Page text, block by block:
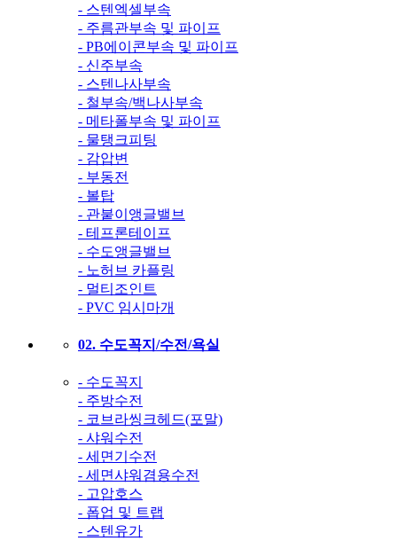
- 스텐엑셀부속
- 주름관부속 및 파이프
- PB에이콘부속 및 파이프
- 신주부속
- 스텐나사부속
- 철부속/백나사부속
- 메타폴부속 및 파이프
- 물탱크피팅
- 감압변
- 부동전
- 볼탑
- 관붙이앵글밸브
- 테프론테이프
- 수도앵글밸브
- 노허브 카플링
- 멀티조인트
- PVC 임시마개
02. 수도꼭지/수전/욕실
- 수도꼭지
- 주방수전
- 코브라씽크헤드(포말)
- 샤워수전
- 세면기수전
- 세면샤워겸용수전
- 고압호스
- 폽업 및 트랩
- 스텐유가